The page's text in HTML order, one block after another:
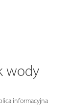
wody
informacyjna